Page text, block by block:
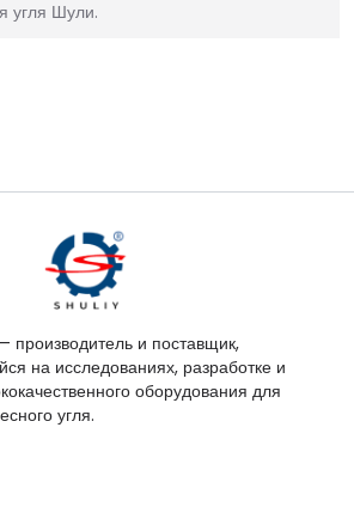
угля Шули.
и поставщик,
на исследованиях, разработке и
оборудования для
угля.